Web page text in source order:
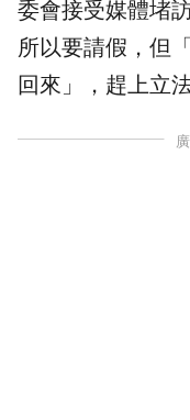
委會接受媒體堵
所以要請假，但
回來」，趕上立